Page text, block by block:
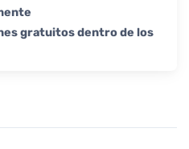
gratuitos dentro de los